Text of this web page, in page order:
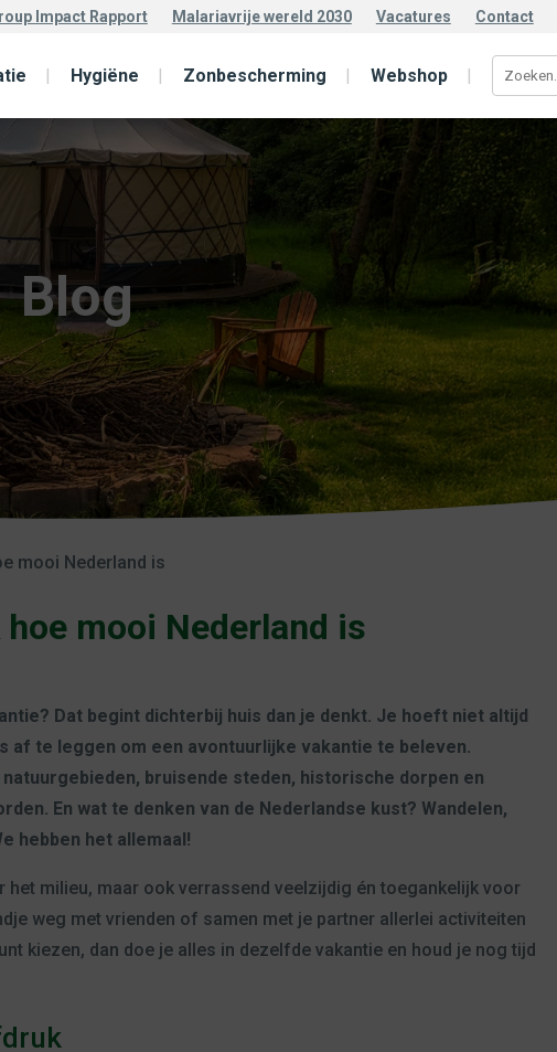
Impact Rapport Malariavrije wereld 2030 Vacatures Contact
Hygiëne Zonbescherming Webshop
Blog
mooi Nederland is
mooi Nederland is
Dat begint dichterbij huis dan je denkt. Je hoeft niet altijd
te leggen om een avontuurlijke vakantie te beleven.
bruisende steden, historische dorpen en
En wat te denken van de Nederlandse kust? Wandelen,
hebben het allemaal!
het milieu, maar ook verrassend veelzijdig én toegankelijk voor
weg met vrienden of samen met je partner allerlei activiteiten
kiezen, dan doe je alles in dezelfde vakantie en houd je nog tijd